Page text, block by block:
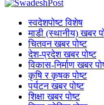
स्वदेशपोष्ट विशेष
माडी (स्थानीय) खबर
चितवन खबर पोष्ट
देश-प्रदेश खबर पोष्ट
विकास-निर्माण खबर
कृषि र कृषक पोष्ट
पर्यटन खबर पोष्ट
शिक्षा खबर पोष्ट